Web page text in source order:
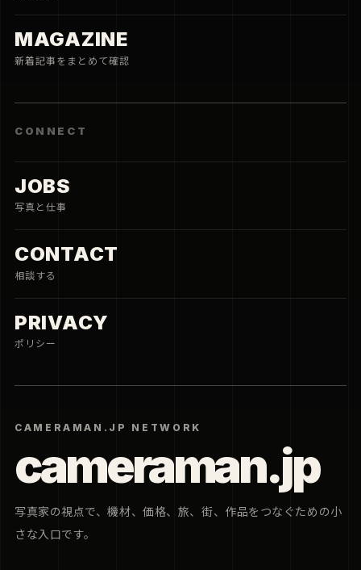
CAMERAMAN.JP NETWORK
cameraman.jp
写真家の視点で、機材、価格、旅、街、作品をつなぐための小
さな入口です。
MAGAZINE
新着記事をまとめて確認
CONNECT
JOBS
写真と仕事
CONTACT
相談する
PRIVACY
ポリシー